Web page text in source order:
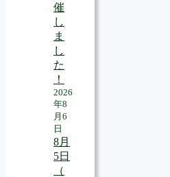
催
し
ま
し
た
！
2026
年8
月6
日
8月
5日
（